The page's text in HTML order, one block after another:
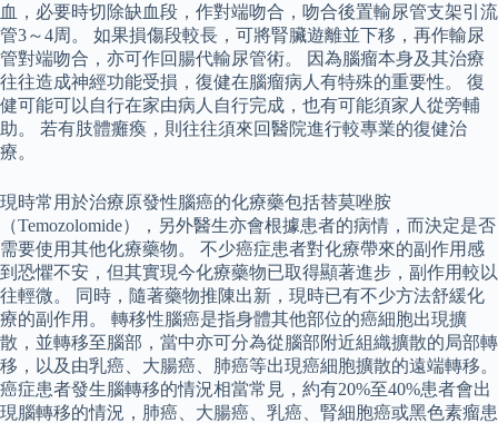
血，必要時切除缺血段，作對端吻合，吻合後置輸尿管支架引流
管3～4周。 如果損傷段較長，可將腎臟遊離並下移，再作輸尿
管對端吻合，亦可作回腸代輸尿管術。 因為腦瘤本身及其治療
往往造成神經功能受損，復健在腦瘤病人有特殊的重要性。 復
健可能可以自行在家由病人自行完成，也有可能須家人從旁輔
助。 若有肢體癱瘓，則往往須來回醫院進行較專業的復健治
療。
現時常用於治療原發性腦癌的化療藥包括替莫唑胺
（Temozolomide），另外醫生亦會根據患者的病情，而決定是否
需要使用其他化療藥物。 不少癌症患者對化療帶來的副作用感
到恐懼不安，但其實現今化療藥物已取得顯著進步，副作用較以
往輕微。 同時，隨著藥物推陳出新，現時已有不少方法舒緩化
療的副作用。 轉移性腦癌是指身體其他部位的癌細胞出現擴
散，並轉移至腦部，當中亦可分為從腦部附近組織擴散的局部轉
移，以及由乳癌、大腸癌、肺癌等出現癌細胞擴散的遠端轉移。
癌症患者發生腦轉移的情況相當常見，約有20%至40%患者會出
現腦轉移的情況，肺癌、大腸癌、乳癌、腎細胞癌或黑色素瘤患